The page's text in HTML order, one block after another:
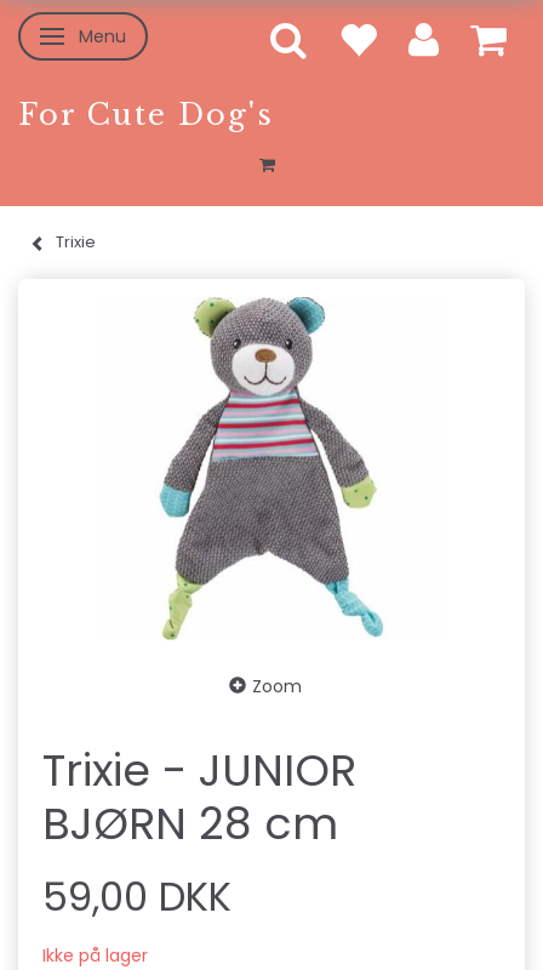
Skifte navigation
Menu
For Cute Dog's
Trixie
Zoom
Trixie - JUNIOR
BJØRN 28 cm
59,00 DKK
Ikke på lager